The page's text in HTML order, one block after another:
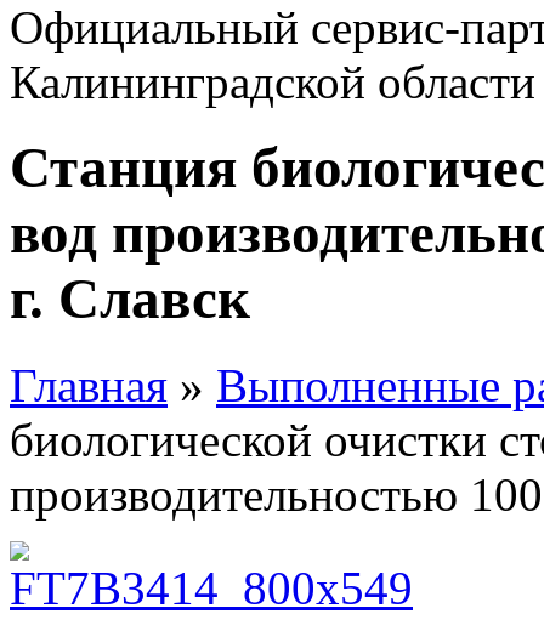
Официальный сервис-
Калининградской области
Станция
вод
г. Славск
Главная » Выполненные
биологической очистки
производительностью